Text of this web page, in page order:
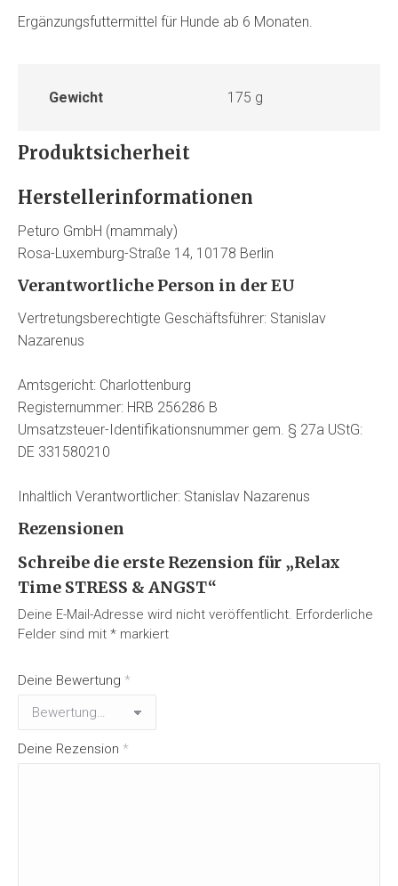
Ergänzungsfuttermittel für Hunde ab 6 Monaten.
Gewicht 175 g
Produktsicherheit
Herstellerinformationen
Peturo GmbH (mammaly)
Rosa-Luxemburg-Straße 14, 10178 Berlin
Verantwortliche Person in der EU
Vertretungsberechtigte Geschäftsführer: Stanislav
Nazarenus
Amtsgericht: Charlottenburg
Registernummer: HRB 256286 B
Umsatzsteuer-Identifikationsnummer gem. § 27a UStG:
DE 331580210
Inhaltlich Verantwortlicher: Stanislav Nazarenus
Rezensionen
Schreibe die erste Rezension für „Relax
Time STRESS & ANGST“
Deine E-Mail-Adresse wird nicht veröffentlicht. Erforderliche
Felder sind mit * markiert
Deine Bewertung *
Deine Rezension *